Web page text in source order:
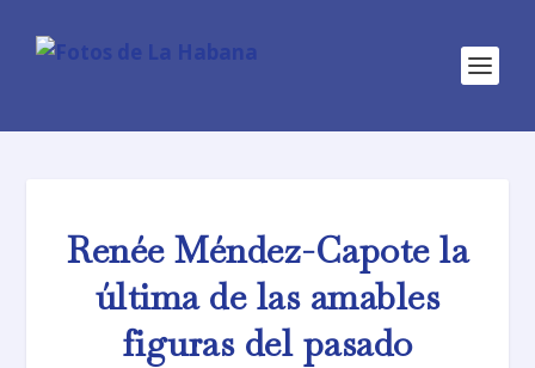
Renée Méndez-Capote la
última de las amables
figuras del pasado